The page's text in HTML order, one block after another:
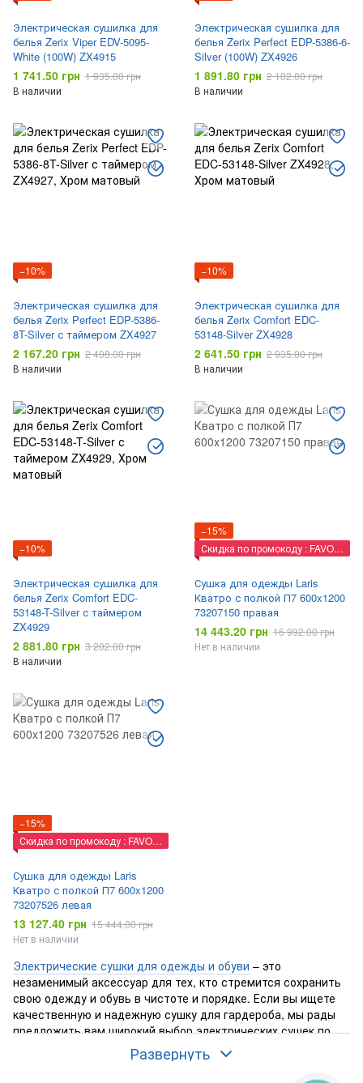
Электрическая сушилка для
белья Zerix Viper EDV-5095-
White (100W) ZX4915
1 741.50 грн 1 935.00 грн
В наличии
Электрическая сушилка для
белья Zerix Perfect EDP-5386-6-
Silver (100W) ZX4926
1 891.80 грн 2 102.00 грн
В наличии
−10%
Электрическая сушилка для
белья Zerix Perfect EDP-5386-
8T-Silver с таймером ZX4927
2 167.20 грн 2 408.00 грн
В наличии
−10%
Электрическая сушилка для
белья Zerix Comfort EDC-
53148-Silver ZX4928
2 641.50 грн 2 935.00 грн
В наличии
−10%
Электрическая сушилка для
белья Zerix Comfort EDC-
53148-T-Silver с таймером
ZX4929
2 881.80 грн 3 202.00 грн
В наличии
−15%
Скидка по промокоду : FAVORIT
Сушка для одежды Laris
Кватро с полкой П7 600x1200
73207150 правая
14 443.20 грн 16 992.00 грн
Нет в наличии
−15%
Скидка по промокоду : FAVORIT
Сушка для одежды Laris
Кватро с полкой П7 600x1200
73207526 левая
13 127.40 грн 15 444.00 грн
Нет в наличии
Электрические сушки для одежды и обуви – это
незаменимый аксессуар для тех, кто стремится сохранить
свою одежду и обувь в чистоте и порядке. Если вы ищете
качественную и надежную сушку для гардероба, мы рады
предложить вам широкий выбор электрических сушек по
Развернуть